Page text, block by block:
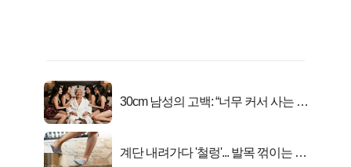
30cm 남성의 고백: “너무 커서 사는 게
계단 내려가다 '철렁'... 발목 꺾이는 이